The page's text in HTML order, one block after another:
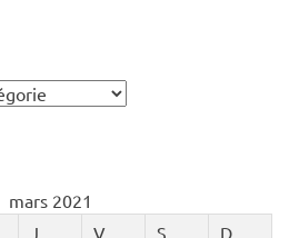
mars 2021
J V S D